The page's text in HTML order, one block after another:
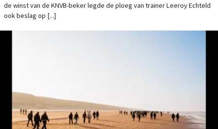
de winst van de KNVB-beker legde de ploeg van trainer Leeroy Echteld
ook beslag op [...]